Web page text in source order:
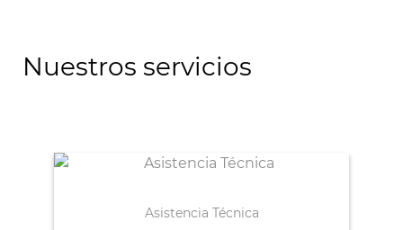
Nuestros servicios
Asistencia Técnica